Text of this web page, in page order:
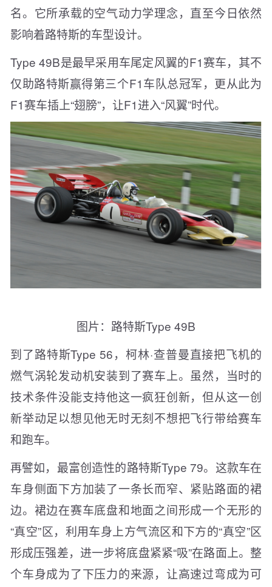
名。它所承载的空气动力学理念，直至今日依然
影响着路特斯的车型设计。
Type 49B是最早采用车尾定风翼的F1赛车，其不
仅助路特斯赢得第三个F1车队总冠军，更从此为
F1赛车插上“翅膀”，让F1进入“风翼”时代。
图片：路特斯Type 49B
到了路特斯Type 56，柯林·查普曼直接把飞机的
燃气涡轮发动机安装到了赛车上。虽然，当时的
技术条件没能支持他这一疯狂创新，但从这一创
新举动足以想见他无时无刻不想把飞行带给赛车
和跑车。
再譬如，最富创造性的路特斯Type 79。这款车在
车身侧面下方加装了一条长而窄、紧贴路面的裙
边。裙边在赛车底盘和地面之间形成一个无形的
“真空”区，利用车身上方气流区和下方的“真空”区
形成压强差，进一步将底盘紧紧“吸”在路面上。整
个车身成为了下压力的来源，让高速过弯成为可